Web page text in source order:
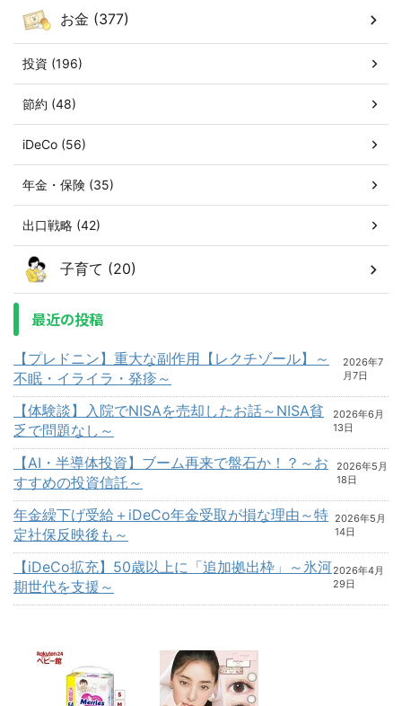
お金 (377)
投資 (196)
節約 (48)
iDeCo (56)
年金・保険 (35)
出口戦略 (42)
子育て (20)
最近の投稿
【プレドニン】重大な副作用【レクチゾール】～
不眠・イライラ・発疹～
2026年7
月7日
【体験談】入院でNISAを売却したお話～NISA貧
乏で問題なし～
2026年6月
13日
【AI・半導体投資】ブーム再来で盤石か！？～お
すすめの投資信託～
2026年5月
18日
年金繰下げ受給＋iDeCo年金受取が損な理由～特
定社保反映後も～
2026年5月
14日
【iDeCo拡充】50歳以上に「追加拠出枠」～氷河
期世代を支援～
2026年4月
29日